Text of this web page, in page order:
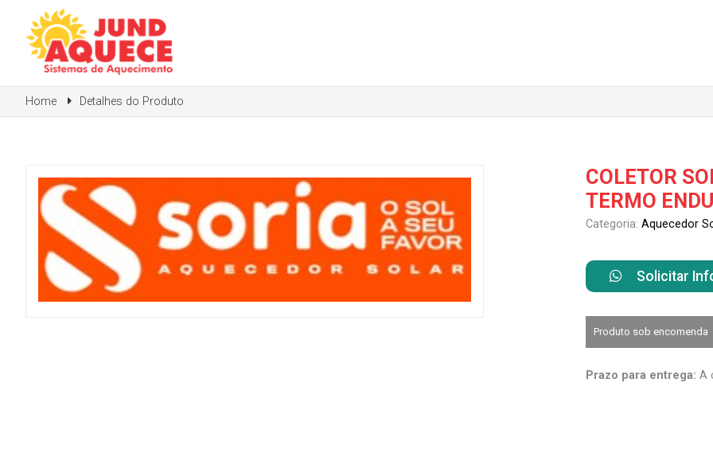
Home Detalhes do Produto
COLETOR
TERMO
Categoria: Aquecedor
Solicitar
Produto sob encomenda
Prazo para entrega: A